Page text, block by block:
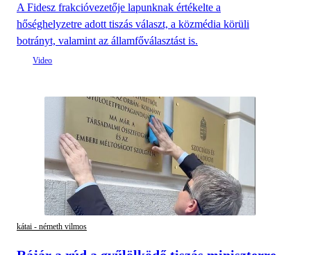
A Fidesz frakcióvezetője lapunknak értékelte a
hőséghelyzetre adott tiszás választ, a közmédia körüli
botrányt, valamint az államfőválasztást is.
kátai - németh vilmos